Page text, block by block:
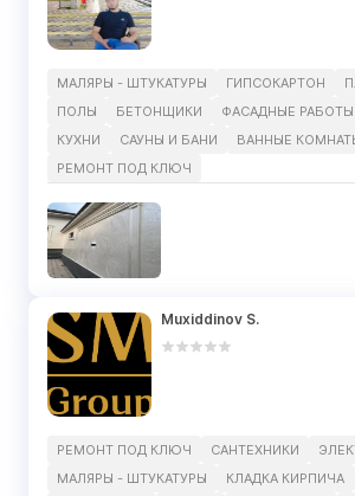
МАЛЯРЫ - ШТУКАТУРЫ ГИПСОКАРТОН
ПОЛЫ
БЕТОНЩИКИ ФАСАДНЫЕ РАБОТЫ
КУХНИ
САУНЫ И БАНИ
ВАННЫЕ
РЕМОНТ ПОД КЛЮЧ
Muxiddinov S.
РЕМОНТ ПОД КЛЮЧ САНТЕХНИКИ
МАЛЯРЫ - ШТУКАТУРЫ
КЛАДКА КИРПИЧА